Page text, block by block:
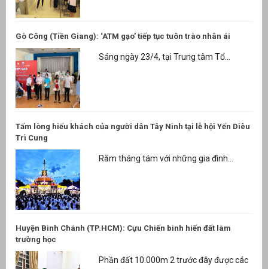
Gò Công (Tiền Giang): ‘ATM gạo’ tiếp tục tuôn trào nhân ái
Sáng ngày 23/4, tại Trung tâm Tổ...
Tấm lòng hiếu khách của người dân Tây Ninh tại lễ hội Yến Diêu
Trì Cung
Rằm tháng tám với những gia đình...
Huyện Bình Chánh (TP.HCM): Cựu Chiến binh hiến đất làm
trường học
Phần đất 10.000m 2 trước đây được các